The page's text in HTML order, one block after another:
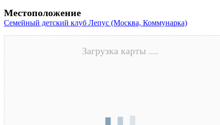
Местоположение
Семейный детский клуб Лепус (Москва, Коммунарка)
Загрузка карты ....